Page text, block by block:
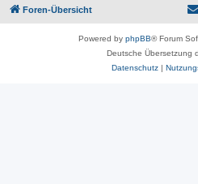
Foren-Übersicht
Powered by phpBB® Forum
Deutsche Übersetzung
Datenschutz|